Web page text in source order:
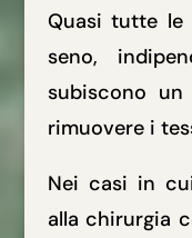
Quasi tutte
seno,
subiscono
rimuovere i
Nei casi in
alla chirurgia